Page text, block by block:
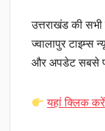
उत्तराखंड की
ज्वालापुर टाइम्स
और अपडेट सबसे
यहां क्लिक करें